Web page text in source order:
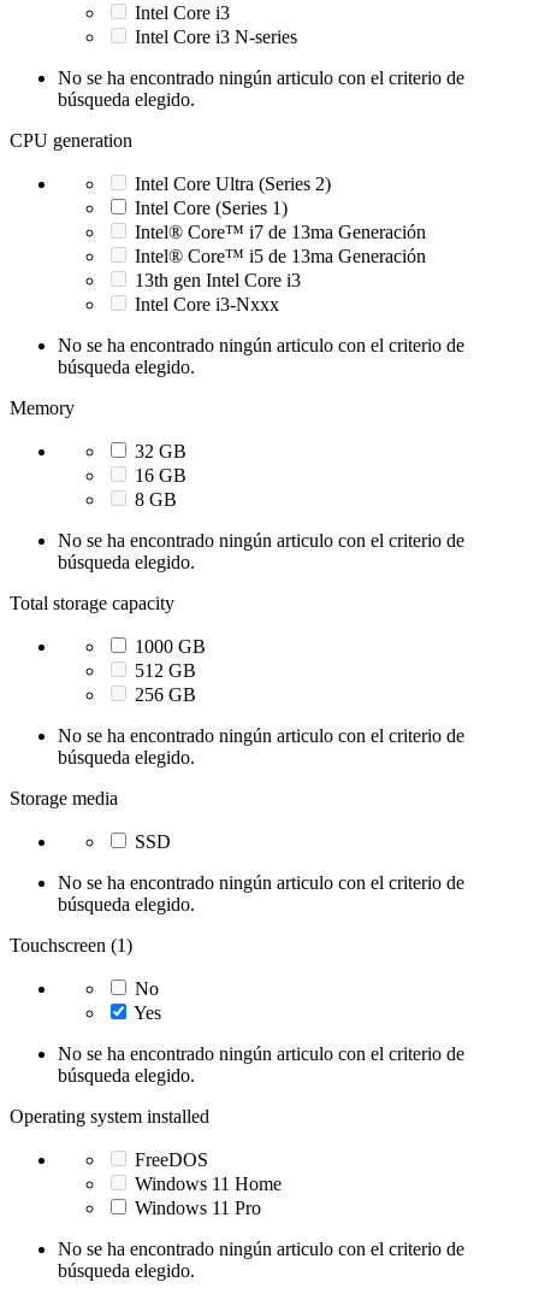
Intel Core i3
Intel Core i3 N-series
No se ha encontrado ningún articulo con el criterio de
búsqueda elegido.
CPU generation
Intel Core Ultra (Series 2)
Intel Core (Series 1)
Intel® Core™ i7 de 13ma Generación
Intel® Core™ i5 de 13ma Generación
13th gen Intel Core i3
Intel Core i3-Nxxx
No se ha encontrado ningún articulo con el criterio de
búsqueda elegido.
Memory
32 GB
16 GB
8 GB
No se ha encontrado ningún articulo con el criterio de
búsqueda elegido.
Total storage capacity
1000 GB
512 GB
256 GB
No se ha encontrado ningún articulo con el criterio de
búsqueda elegido.
Storage media
SSD
No se ha encontrado ningún articulo con el criterio de
búsqueda elegido.
Touchscreen (1)
No
Yes
No se ha encontrado ningún articulo con el criterio de
búsqueda elegido.
Operating system installed
FreeDOS
Windows 11 Home
Windows 11 Pro
No se ha encontrado ningún articulo con el criterio de
búsqueda elegido.